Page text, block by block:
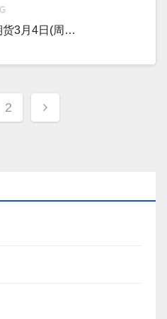
货3月4日(周…
2